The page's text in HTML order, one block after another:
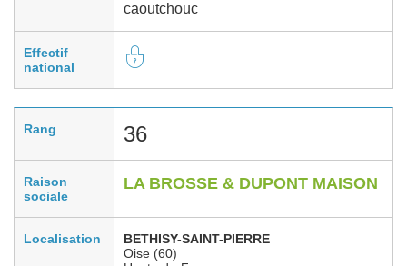
caoutchouc
Effectif
national
Rang 36
Raison
sociale
LA BROSSE & DUPONT MAISON
Localisation
BETHISY-SAINT-PIERRE
Oise (60)